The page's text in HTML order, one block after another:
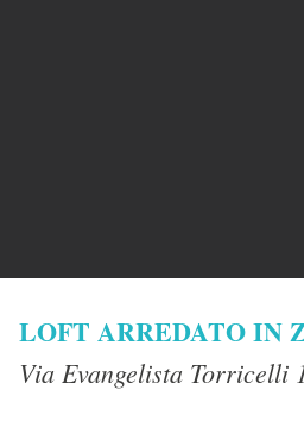
LOFT ARREDATO IN
Via Evangelista Torricelli